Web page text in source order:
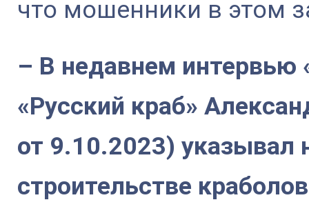
что мошенники в этом
– В недавнем интервью
«Русский краб»
от 9.10.2023) указывал
строительстве